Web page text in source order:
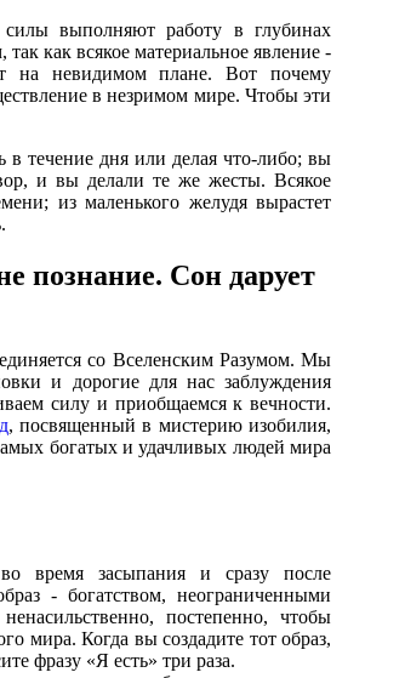
выполняют работу в глубинах
как всякое материальное явление -
на невидимом плане. Вот почему
в незримом мире. Чтобы эти
в течение дня или делая что-либо; вы
и вы делали те же жесты. Всякое
из маленького желудя вырастет
познание. Сон дарует
со Вселенским Разумом. Мы
и дорогие для нас заблуждения
силу и приобщаемся к вечности.
, посвященный в мистерию изобилия,
богатых и удачливых людей мира
время засыпания и сразу после
- богатством, неограниченными
постепенно, чтобы
мира. Когда вы создадите тот образ,
фразу «Я есть» три раза.